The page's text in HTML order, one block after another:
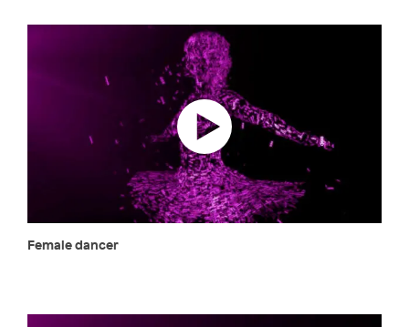
Female dancer